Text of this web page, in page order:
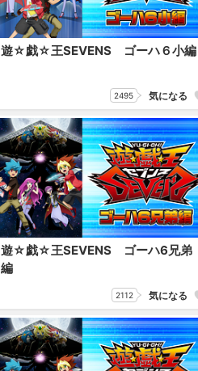
遊☆戯☆王SEVENS ゴーハ６小編
2495 気になる
遊☆戯☆王SEVENS ゴーハ6兄弟
編
2112 気になる